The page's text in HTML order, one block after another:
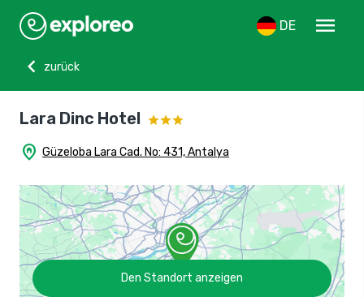
DE
menu
chevron_left
zurück
Lara Dinc Hotel
home_pin Güzeloba Lara Cad. No: 431, Antalya
Den Standort anzeigen